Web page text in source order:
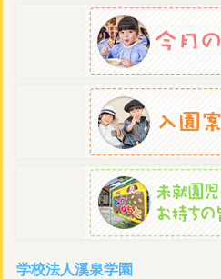
学校法人溪泉学園